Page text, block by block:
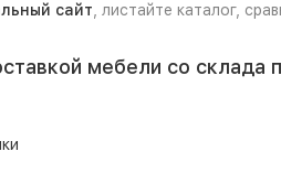
сайт , листайте каталог,
мебели со склада